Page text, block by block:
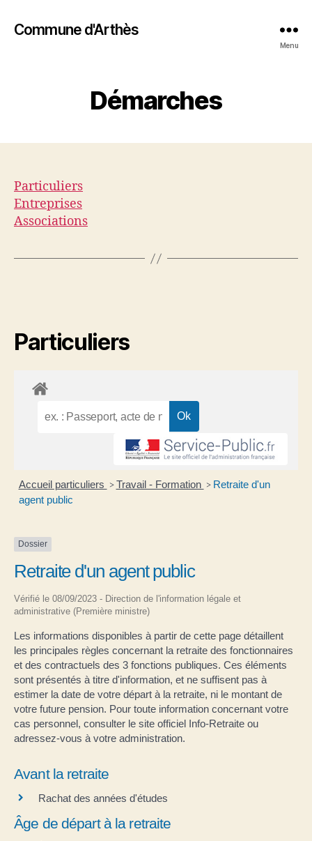
Commune d'Arthès
Menu
Démarches
Particuliers
Entreprises
Associations
Particuliers
Accueil particuliers > Travail - Formation > Retraite d'un
agent public
Dossier
Retraite d'un agent public
Vérifié le 08/09/2023 - Direction de l'information légale et
administrative (Première ministre)
Les informations disponibles à partir de cette page détaillent
les principales règles concernant la retraite des fonctionnaires
et des contractuels des 3 fonctions publiques. Ces éléments
sont présentés à titre d'information, et ne suffisent pas à
estimer la date de votre départ à la retraite, ni le montant de
votre future pension. Pour toute information concernant votre
cas personnel, consulter le site officiel Info-Retraite ou
adressez-vous à votre administration.
Avant la retraite
Rachat des années d'études
Âge de départ à la retraite